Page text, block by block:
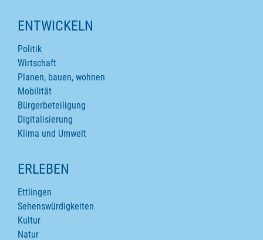
ENTWICKELN
Politik
Wirtschaft
Planen, bauen, wohnen
Mobilität
Bürgerbeteiligung
Digitalisierung
Klima und Umwelt
ERLEBEN
Ettlingen
Sehenswürdigkeiten
Kultur
Natur